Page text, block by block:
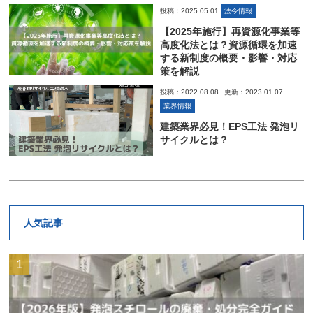
投稿：2025.05.01 法令情報
【2025年施行】再資源化事業等
高度化法とは？資源循環を加速
する新制度の概要・影響・対応
策を解説
投稿：2022.08.08
更新：2023.01.07
業界情報
建築業界必見！EPS工法 発泡リ
サイクルとは？
人気記事